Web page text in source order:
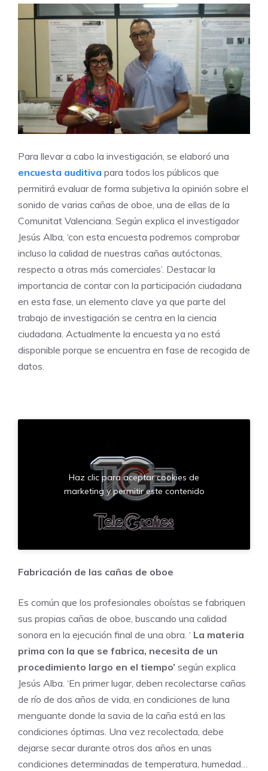
Para llevar a cabo la investigación, se elaboró una
encuesta auditiva para todos los públicos que
permitirá evaluar de forma subjetiva la opinión sobre el
sonido de varias cañas de oboe, una de ellas de la
Comunitat Valenciana. Según explica el investigador
Jesús Alba, ‘con esta encuesta podremos comprobar
incluso la calidad de nuestras cañas autóctonas,
respecto a otras más comerciales’. Destacar la
importancia de contar con la participación ciudadana
en esta fase, un elemento clave ya que parte del
trabajo de investigación se centra en la ciencia
ciudadana. Actualmente la encuesta ya no está
disponible porque se encuentra en fase de recogida de
datos.
Haz clic para aceptar cookies de
marketing y permitir este contenido
Fabricación de las cañas de oboe
Es común que los profesionales oboístas se fabriquen
sus propias cañas de oboe, buscando una calidad
sonora en la ejecución final de una obra. ‘ La materia
prima con la que se fabrica, necesita de un
procedimiento largo en el tiempo’ según explica
Jesús Alba. ‘En primer lugar, deben recolectarse cañas
de río de dos años de vida, en condiciones de luna
menguante donde la savia de la caña está en las
condiciones óptimas. Una vez recolectada, debe
dejarse secar durante otros dos años en unas
condiciones determinadas de temperatura, humedad…